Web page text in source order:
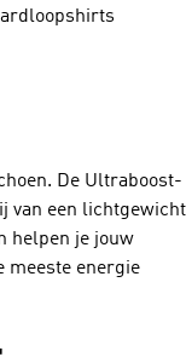
De Ultraboost-
van een lichtgewicht
helpen je jouw
meeste energie